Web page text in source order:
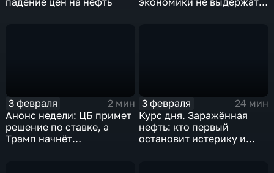
3 февраля
2 мин
Анонс недели: ЦБ примет
решение по ставке, а
Трамп начнёт
3 февраля
24 мин
Курс дня. Заражённая
нефть: кто первый
остановит истерику и